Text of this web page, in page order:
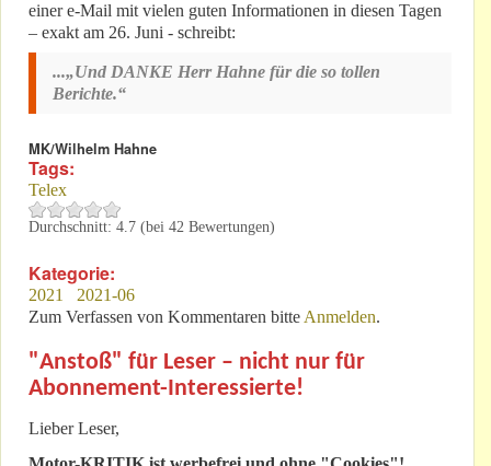
einer e-Mail mit vielen guten Informationen in diesen Tagen
– exakt am 26. Juni - schreibt:
...„Und DANKE Herr Hahne für die so tollen
Berichte.“
MK/Wilhelm Hahne
Tags:
Telex
Durchschnitt: 4.7 (bei 42 Bewertungen)
Kategorie:
2021
2021-06
Zum Verfassen von Kommentaren bitte Anmelden.
"Anstoß" für Leser – nicht nur für
Abonnement-Interessierte!
Lieber Leser,